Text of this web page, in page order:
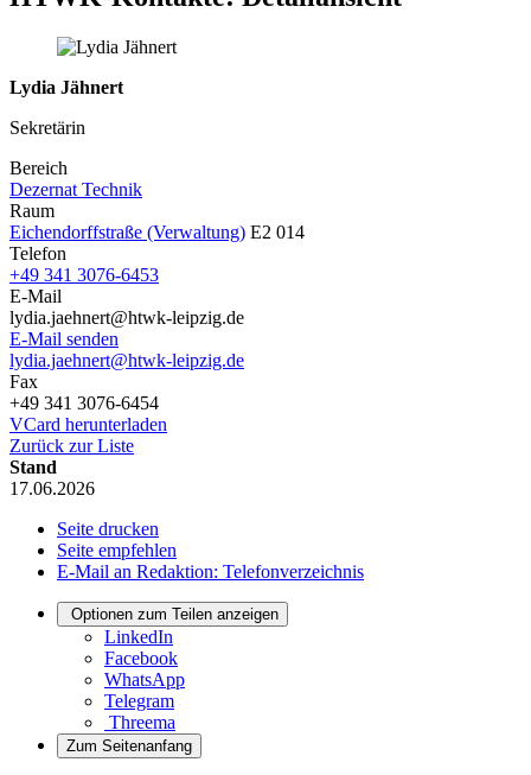
Lydia Jähnert
Sekretärin
Bereich
Dezernat Technik
Raum
Eichendorffstraße (Verwaltung) E2 014
Telefon
+49 341 3076-6453
E-Mail
lydia.jaehnert@htwk-leipzig.de
E-Mail senden
lydia.jaehnert@htwk-leipzig.de
Fax
+49 341 3076-6454
VCard herunterladen
Zurück zur Liste
Stand
17.06.2026
Seite drucken
Seite empfehlen
E-Mail an Redaktion: Telefonverzeichnis
Optionen zum Teilen anzeigen
LinkedIn
Facebook
WhatsApp
Telegram
Threema
Zum Seitenanfang